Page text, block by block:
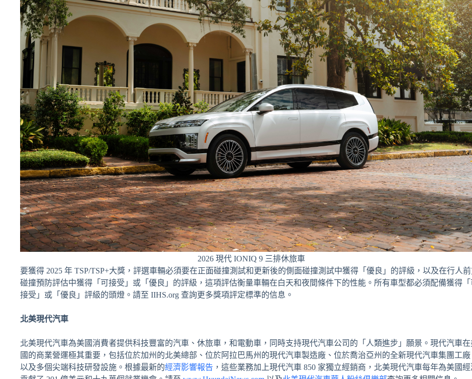
2026 現代 IONIQ 9 三排休旅車
要獲得 2025 年 TSP/TSP+大獎，評選車輛必須要在正面碰撞測試和更新後的側面碰撞測試中獲得「優良」的評級，以及在行人
碰撞預防評估中獲得「可接受」或「優良」的評級，這項評估衡量車輛在白天和夜間條件下的性能。所有車型都必須配備獲得「
接受」或「優良」評級的頭燈。請至 IIHS.org 查詢更多獎項評定標準的信息。
北美現代汽車
北美現代汽車為美國消費者提供科技豐富的汽車、休旅車，和電動車，同時支持現代汽車公司的「人類進步」願景。現代汽車在
國的商業營運極其重要，包括位於加州的北美總部、位於阿拉巴馬州的現代汽車製造廠、位於喬治亞州的全新現代汽車集團工廠
以及多個尖端科技研發設施。根據最新的經濟影響報告 ，這些業務加上現代汽車 850 家獨立經銷商，北美現代汽車每年為美國